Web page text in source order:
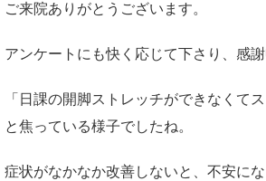
ご来院ありがとうございます。
アンケートにも快く応じて下さり、感謝
「日課の開脚ストレッチができなくて
と焦っている様子でしたね。
症状がなかなか改善しないと、不安にな